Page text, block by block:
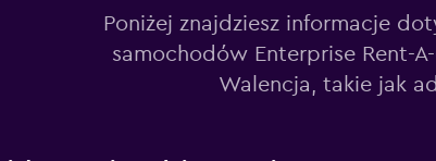
Poniżej znajdziesz informacje
samochodów Enterprise Rent-
Walencja, takie jak